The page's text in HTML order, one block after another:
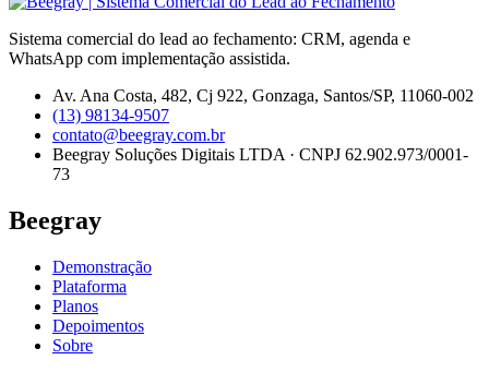
Sistema comercial do lead ao fechamento: CRM, agenda e
WhatsApp com implementação assistida.
Av. Ana Costa, 482, Cj 922, Gonzaga, Santos/SP, 11060-002
(13) 98134-9507
contato@beegray.com.br
Beegray Soluções Digitais LTDA · CNPJ 62.902.973/0001-
73
Beegray
Demonstração
Plataforma
Planos
Depoimentos
Sobre